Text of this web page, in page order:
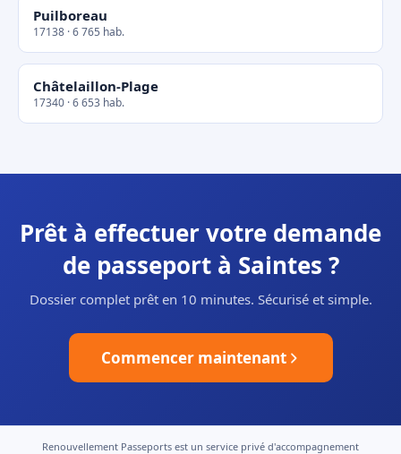
Puilboreau
17138 · 6 765 hab.
Châtelaillon-Plage
17340 · 6 653 hab.
Prêt à effectuer votre demande
de passeport à Saintes ?
Dossier complet prêt en 10 minutes. Sécurisé et simple.
Commencer maintenant
Renouvellement Passeports est un service privé d'accompagnement